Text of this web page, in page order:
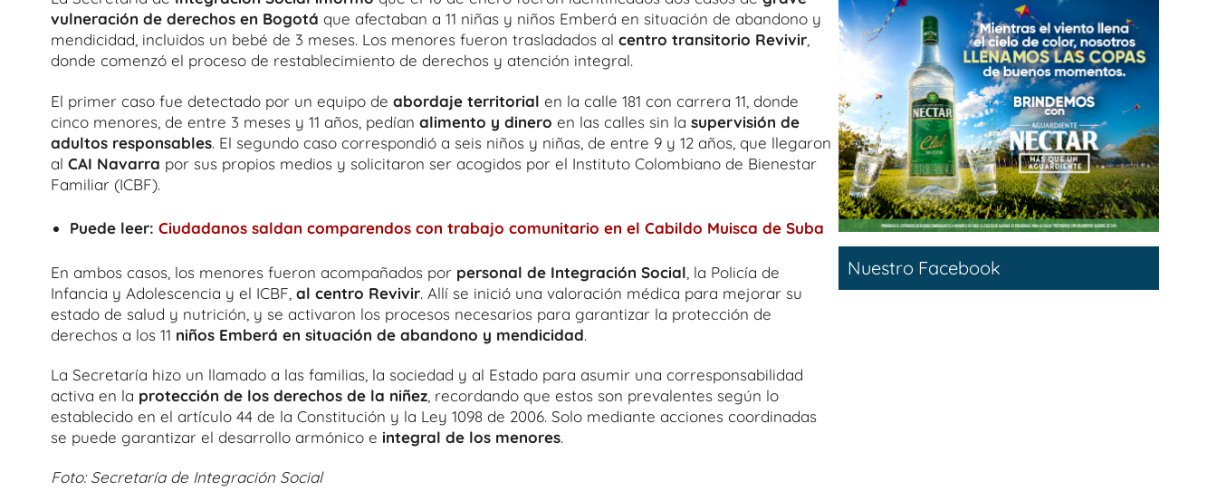
vulneración de derechos en Bogotá que afectaban a 11 niñas y niños Emberá en situación de abandono y
mendicidad, incluidos un bebé de 3 meses. Los menores fueron trasladados al centro transitorio Revivir,
donde comenzó el proceso de restablecimiento de derechos y atención integral.
El primer caso fue detectado por un equipo de abordaje territorial en la calle 181 con carrera 11, donde
cinco menores, de entre 3 meses y 11 años, pedían alimento y dinero en las calles sin la supervisión de
adultos responsables. El segundo caso correspondió a seis niños y niñas, de entre 9 y 12 años, que llegaron
al CAI Navarra por sus propios medios y solicitaron ser acogidos por el Instituto Colombiano de Bienestar
Familiar (ICBF).
Puede leer:Ciudadanos saldan comparendos con trabajo comunitario en el Cabildo Muisca de Suba
En ambos casos, los menores fueron acompañados por personal de Integración Social , la Policía de
Infancia y Adolescencia y el ICBF, al centro Revivir. Allí se inició una valoración médica para mejorar su
estado de salud y nutrición, y se activaron los procesos necesarios para garantizar la protección de
derechos a los 11 niños Emberá en situación de abandono y mendicidad.
La Secretaría hizo un llamado a las familias, la sociedad y al Estado para asumir una corresponsabilidad
activa en la protección de los derechos de la niñez , recordando que estos son prevalentes según lo
establecido en el artículo 44 de la Constitución y la Ley 1098 de 2006. Solo mediante acciones coordinadas
se puede garantizar el desarrollo armónico e integral de los menores.
Foto: Secretaría de Integración Social
Nuestro Facebook